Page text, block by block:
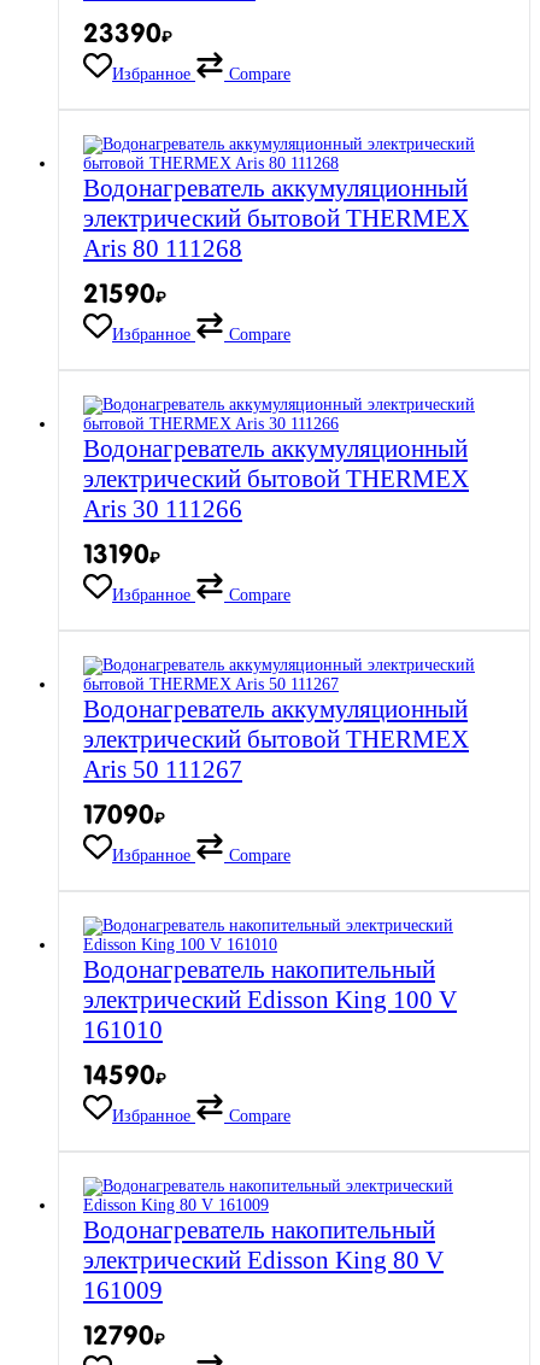
23390₽
Избранное Compare
Водонагреватель аккумуляционный
электрический бытовой THERMEX
Aris 80 111268
21590₽
Избранное Compare
Водонагреватель аккумуляционный
электрический бытовой THERMEX
Aris 30 111266
13190₽
Избранное Compare
Водонагреватель аккумуляционный
электрический бытовой THERMEX
Aris 50 111267
17090₽
Избранное Compare
Водонагреватель накопительный
электрический Edisson King 100 V
161010
14590₽
Избранное Compare
Водонагреватель накопительный
электрический Edisson King 80 V
161009
12790₽